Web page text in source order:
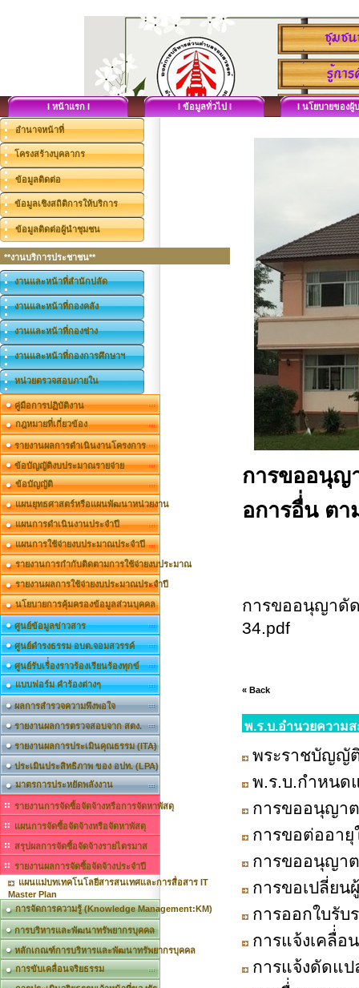
I หน้าแรก I I ข้อมูลทั่วไป I I นโยบายของผู้
อำนาจหน้าที่
โครงสร้างบุคลากร
ข้อมูลติดต่อ
ข้อมูลเชิงสถิติการให้บริการ
ข้อมูลติดต่อผู้นำชุมชน
**งานบริการประชาชน**
งานและหน้าที่สำนักปลัด
งานและหน้าที่กองคลัง
งานและหน้าที่กองช่าง
งานและหน้าที่กองการศึกษาฯ
หน่วยตรวจสอบภายใน
คู่มือการปฏิบัติงาน
กฎหมายที่เกี่ยวข้อง
รายงานผลการดำเนินงานโครงการ
ข้อบัญญัติงบประมาณรายจ่าย
ข้อบัญญัติ
แผนยุทธศาสตร์หรือแผนพัฒนาหน่วยงาน
แผนการดำเนินงานประจำปี
แผนการใช้จ่ายงบประมาณประจำปี
รายงานการกำกับติดตามการใช้จ่ายงบประมาณ
รายงานผลการใช้จ่ายงบประมาณประจำปี
นโยบายการคุ้มครองข้อมูลส่วนบุคคล
ศูนย์ข้อมูลข่าวสาร
ศูนย์ดำรงธรรม อบต.จอมสวรรค์
ศูนย์รับเรื่่องราวร้องเรียนร้องทุกข์
แบบฟอร์ม คำร้องต่างๆ
ผลการสำรวจความพึงพอใจ
รายงานผลการตรวจสอบจาก สตง.
รายงานผลการประเมินคุณธรรม (ITA)
ประเมินประสิทธิภาพ ของ อปท. (LPA)
มาตรการประหยัดพลังงาน
รายงานการจัดซื้อจัดจ้างหรือการจัดหาพัสดุ
แผนการจัดซื้อจัดจ้างหรือจัดหาพัสดุ
สรุปผลการจัดซื้อจัดจ้างรายไตรมาส
รายงานผลการจัดซื้อจัดจ้างประจำปี
แผนแม่บทเทคโนโลยีสารสนเทศและการสื่อสาร IT
Master Plan
การจัดการความรู้ (Knowledge Management:KM)
การบริหารและพัฒนาทรัพยากรบุคคล
หลักเกณฑ์การบริหารและพัฒนาทรัพยากรบุคคล
การขับเคลื่อนจริยธรรม
การขออนุญ
อการอื่่น ตา
การขออนุญาดั
34.pdf
« Back
พ.ร.บ.อำนวยความ
พระราชบัญญั
พ.ร.บ.กำหนด
การขออนุญา
การขอต่ออา
การขออนุญา
การขอเปลี่ยน
การออกใบรับ
การแจ้งเคลื่่อ
การแจ้งดัดแป